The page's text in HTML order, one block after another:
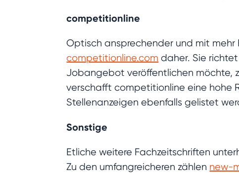
competitionline
Optisch ansprechender und mit
competitionline.com daher. Sie
Jobangebot veröffentlichen möchte,
verschafft competitionline eine hohe
Stellenanzeigen ebenfalls gelistet
Sonstige
Etliche weitere Fachzeitschriften
Zu den umfangreicheren zählen new-